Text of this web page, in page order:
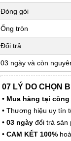
Đóng gói
Ống tròn
Đổi trả
03 ngày và còn
07 LÝ DO CHỌN
• Mua hàng tại
• Thương hiệu uy tín
• 03 ngày đổi trả sản
• CAM KẾT 100%